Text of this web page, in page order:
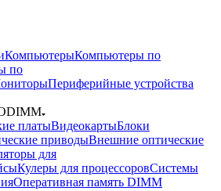
КомпьютерыКомпьютеры по
по
Периферийные устройства
платыВидеокартыБлоки
приводыВнешние оптические
для
Кулеры для процессоровСистемы
Оперативная память DIMM